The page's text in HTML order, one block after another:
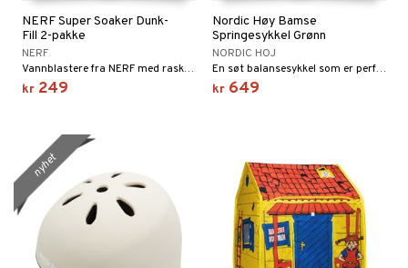
NERF Super Soaker Dunk-
Fill 2-pakke
NERF
Vannblastere fra NERF med raskfylte tanker!
kr 249
Nordic Høy Bamse
Springesykkel Grønn
NORDIC HOJ
En søt balansesykkel som er perfekt for å øve opp balansen!
kr 649
nyhet